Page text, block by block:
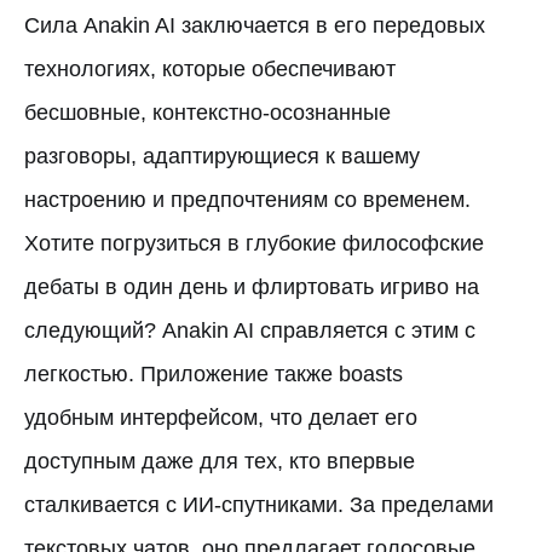
Сила Anakin AI заключается в его передовых
технологиях, которые обеспечивают
бесшовные, контекстно-осознанные
разговоры, адаптирующиеся к вашему
настроению и предпочтениям со временем.
Хотите погрузиться в глубокие философские
дебаты в один день и флиртовать игриво на
следующий? Anakin AI справляется с этим с
легкостью. Приложение также boasts
удобным интерфейсом, что делает его
доступным даже для тех, кто впервые
сталкивается с ИИ-спутниками. За пределами